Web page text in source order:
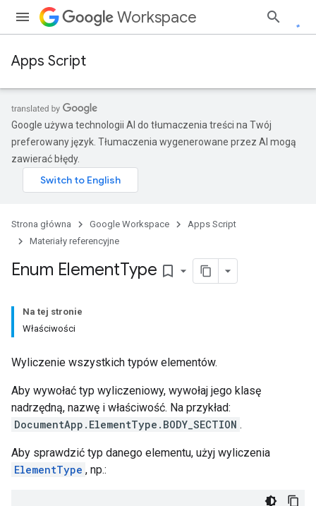
Workspace
Apps Script
Google używa technologii AI do tłumaczenia treści na Twój
preferowany język. Tłumaczenia wygenerowane przez AI mogą
zawierać błędy.
Strona główna Google Workspace
Apps Script
Materiały referencyjne
Enum ElementType bookmark_border
Na tej stronie
Właściwości
Wyliczenie wszystkich typów elementów.
Aby wywołać typ wyliczeniowy, wywołaj jego klasę
nadrzędną, nazwę i właściwość. Na przykład:
DocumentApp.ElementType.BODY_SECTION .
Aby sprawdzić typ danego elementu, użyj wyliczenia
ElementType , np.: